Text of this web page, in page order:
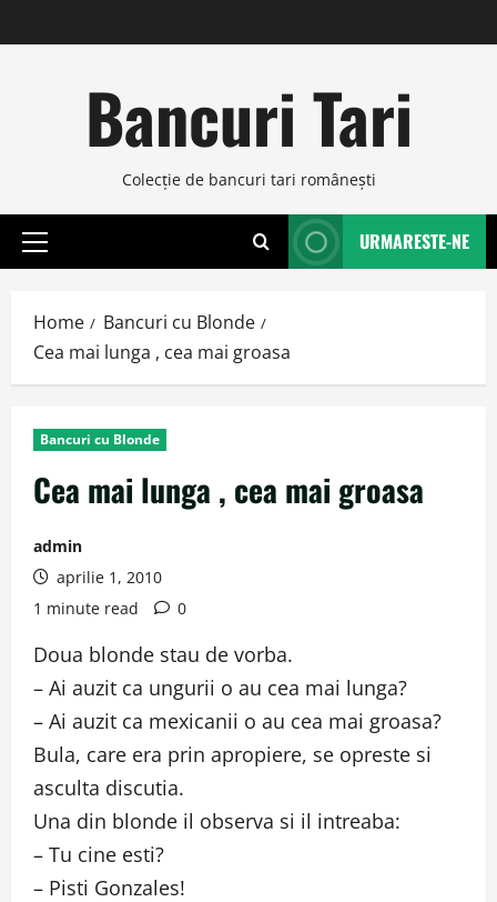
to
Bancuri Tari
Colecţie de bancuri tari româneşti
Primary
URMARESTE-NE
Home
Bancuri cu Blonde
Cea mai lunga , cea mai groasa
Bancuri cu Blonde
Cea mai lunga , cea mai groasa
admin
aprilie 1, 2010
1 minute read
0
Doua blonde stau de vorba.
– Ai auzit ca ungurii o au cea mai lunga?
– Ai auzit ca mexicanii o au cea mai groasa?
Bula, care era prin apropiere, se opreste si
asculta discutia.
Una din blonde il observa si il intreaba:
– Tu cine esti?
– Pisti Gonzales!